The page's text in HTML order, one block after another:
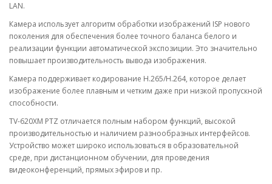
LAN.
Камера использует алгоритм обработки изображений ISP нового
поколения для обеспечения более точного баланса белого и
реализации функции автоматической экспозиции. Это значительно
повышает производительность вывода изображения.
Камера поддерживает кодирование H.265/H.264, которое делает
изображение более плавным и четким даже при низкой пропускной
способности.
TV-620XM PTZ отличается полным набором функций, высокой
производительностью и наличием разнообразных интерфейсов.
Устройство может широко использоваться в образовательной
среде, при дистанционном обучении, для проведения
видеоконференций, прямых эфиров и пр.